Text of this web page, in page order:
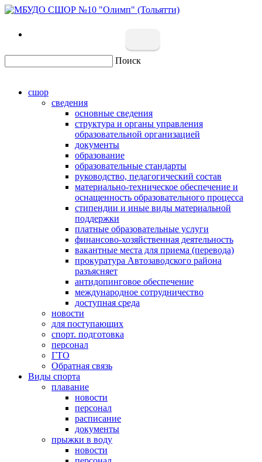
Поиск
сшор
сведения
основные сведения
структура и органы управления
образовательной организацией
документы
образование
образовательные стандарты
руководство, педагогический состав
материально-техническое обеспечение и
оснащенность образовательного процесса
стипендии и иные виды материальной
поддержки
платные образовательные услуги
финансово-хозяйственная деятельность
вакантные места для приема (перевода)
прокуратура Автозаводского района
разъясняет
антидопинговое обеспечение
международное сотрудничество
доступная среда
новости
для поступающих
спорт. подготовка
персонал
ГТО
Обратная связь
Виды спорта
плавание
новости
персонал
расписание
документы
прыжки в воду
новости